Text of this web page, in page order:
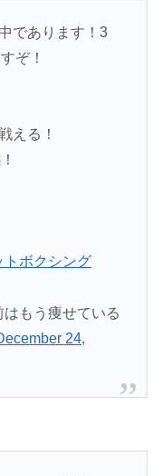
であります！3
ぞ！
える！
トボクシング
もう痩せている
24,